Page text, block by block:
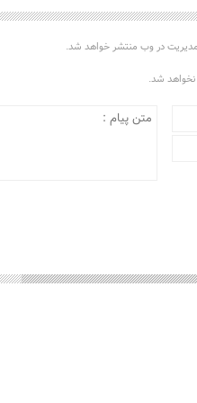
در وب منتشر خواهد شد.
نخواهد شد.